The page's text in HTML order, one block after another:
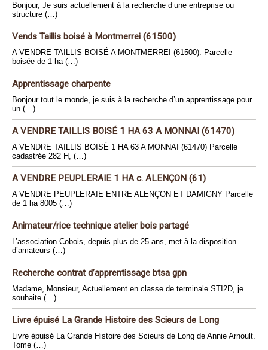
Bonjour, Je suis actuellement à la recherche d’une entreprise ou
structure (…)
Vends Taillis boisé à Montmerrei (61500)
A VENDRE TAILLIS BOISÉ A MONTMERREI (61500). Parcelle
boisée de 1 ha (…)
Apprentissage charpente
Bonjour tout le monde, je suis à la recherche d’un apprentissage pour
un (…)
A VENDRE TAILLIS BOISÉ 1 HA 63 A MONNAI (61470)
A VENDRE TAILLIS BOISÉ 1 HA 63 A MONNAI (61470) Parcelle
cadastrée 282 H, (…)
A VENDRE PEUPLERAIE 1 HA c. ALENÇON (61)
A VENDRE PEUPLERAIE ENTRE ALENÇON ET DAMIGNY Parcelle
de 1 ha 8005 (…)
Animateur/rice technique atelier bois partagé
L’association Cobois, depuis plus de 25 ans, met à la disposition
d’amateurs (…)
Recherche contrat d’apprentissage btsa gpn
Madame, Monsieur, Actuellement en classe de terminale STI2D, je
souhaite (…)
Livre épuisé La Grande Histoire des Scieurs de Long
Livre épuisé La Grande Histoire des Scieurs de Long de Annie Arnoult.
Tome (…)